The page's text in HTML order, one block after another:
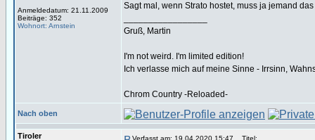
Anmeldedatum: 21.11.2009
Beiträge: 352
Wohnort: Arnstein
Sagt mal, wenn Strato hostet, muss ja jemand
Gruß, Martin
I'm not weird. I'm limited edition!
Ich verlasse mich auf meine Sinne - Irrsinn,
Chrom Country -Reloaded-
Nach oben
Tiroler Verfasst am: 19.04.2020 15:47 Titel: